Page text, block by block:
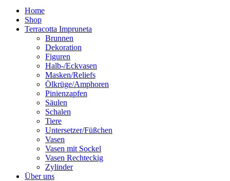
Home
Shop
Terracotta Impruneta
Brunnen
Dekoration
Figuren
Halb-/Eckvasen
Masken/Reliefs
Ölkrüge/Amphoren
Pinienzapfen
Säulen
Schalen
Tiere
Untersetzer/Füßchen
Vasen
Vasen mit Sockel
Vasen Rechteckig
Zylinder
Über uns